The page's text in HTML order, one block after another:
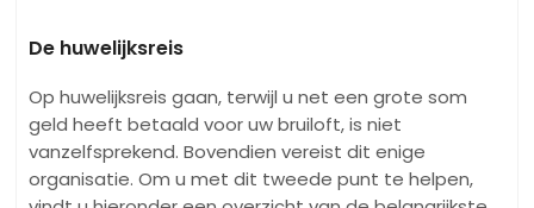
De huwelijksreis
Op huwelijksreis gaan, terwijl u net een grote som
geld heeft betaald voor uw bruiloft, is niet
vanzelfsprekend. Bovendien vereist dit enige
organisatie. Om u met dit tweede punt te helpen,